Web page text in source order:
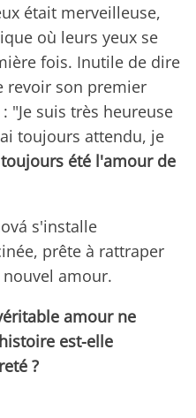
était merveilleuse,
où leurs yeux se
fois. Inutile de dire
revoir son premier
"Je suis très heureuse
toujours attendu, je
été l'amour de
s'installe
prête à rattraper
amour.
amour ne
est-elle
?